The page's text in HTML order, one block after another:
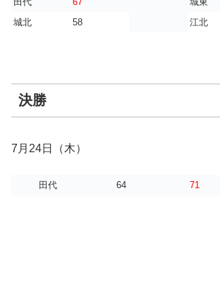
城北
58 江北
決勝
7月24日（木）
田代 64 71